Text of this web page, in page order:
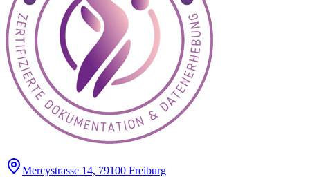
Mercystrasse 14, 79100 Freiburg